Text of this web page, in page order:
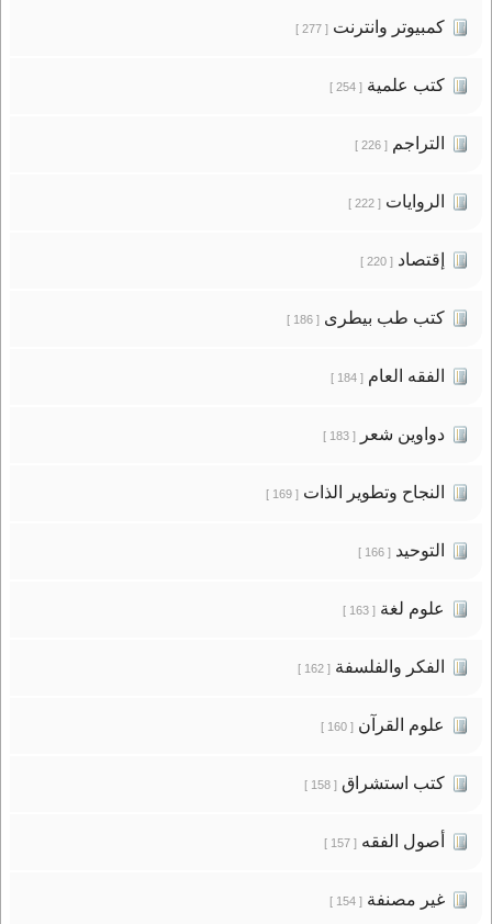
كمبيوتر وانترنت[ 277 ]
كتب علمية[ 254 ]
التراجم[ 226 ]
الروايات[ 222 ]
إقتصاد[ 220 ]
كتب طب بيطرى[ 186 ]
الفقه العام[ 184 ]
دواوين شعر[ 183 ]
النجاح وتطوير الذات[ 169 ]
التوحيد[ 166 ]
علوم لغة[ 163 ]
الفكر والفلسفة[ 162 ]
علوم القرآن[ 160 ]
كتب استشراق[ 158 ]
أصول الفقه[ 157 ]
غير مصنفة[ 154 ]